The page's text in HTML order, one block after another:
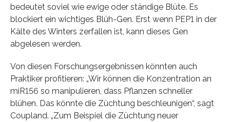
bedeutet soviel wie ewige oder ständige Blüte. Es
blockiert ein wichtiges Blüh-Gen. Erst wenn PEP1 in der
Kälte des Winters zerfallen ist, kann dieses Gen
abgelesen werden.
Von diesen Forschungsergebnissen könnten auch
Praktiker profitieren: „Wir können die Konzentration an
miR156 so manipulieren, dass Pflanzen schneller
blühen. Das könnte die Züchtung beschleunigen“, sagt
Coupland. „Zum Beispiel die Züchtung neuer